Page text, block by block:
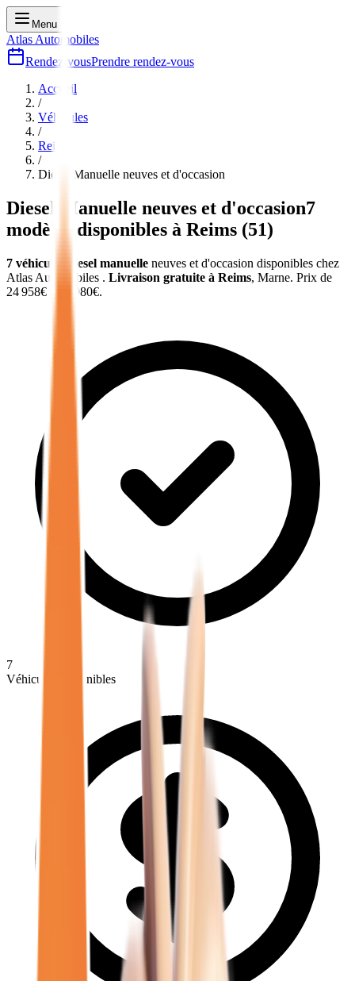
Menu
Atlas Automobiles
Rendez-vousPrendre rendez-vous
Accueil
/
Véhicules
/
Reims
/
Diesel Manuelle neuves et d'occasion
Diesel Manuelle neuves et d'occasion7
modèles disponibles à Reims (51)
7 véhicules diesel manuelle neuves et d'occasion disponibles chez
Atlas Automobiles . Livraison gratuite à Reims, Marne. Prix de
24 958€ à 36 980€.
7
Véhicules disponibles